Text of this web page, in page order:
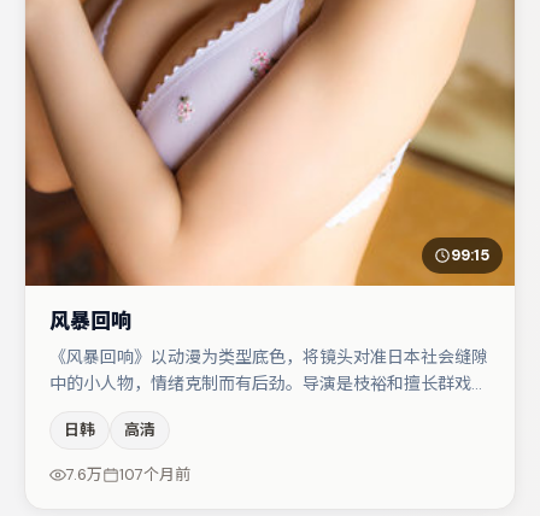
99:15
风暴回响
《风暴回响》以动漫为类型底色，将镜头对准日本社会缝隙
中的小人物，情绪克制而有后劲。导演是枝裕和擅长群戏与
包括周迅、胡歌、杨幂等，角色动机前后呼应，适合喜欢抠
台词与伏笔的观众。节奏紧凑、反转有度，值得列入片单。
日韩 高清
7.6万 107个月前